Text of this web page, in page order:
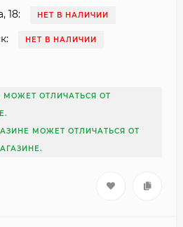
18: НЕТ В НАЛИЧИИ
НЕТ В НАЛИЧИИ
ОТЛИЧАТЬСЯ ОТ
МОЖЕТ ОТЛИЧАТЬСЯ ОТ